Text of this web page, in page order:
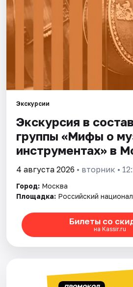
Рейтинги
Экскурсии
Экскурсия в
группы «Мифы о
инструментах» в
4 августа 2026 • вторник •
Город: Москва
Площадка: Российский
Билеты со
на Kassir.ru